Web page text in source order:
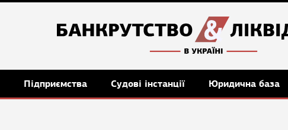
Підприємства Судові інстанції Юридична база